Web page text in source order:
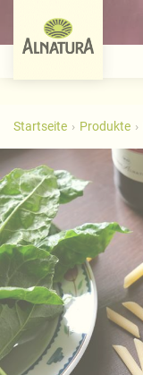
Startseite Produkte